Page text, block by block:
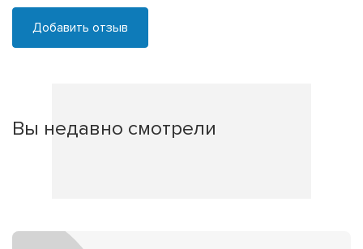
Добавить отзыв
Вы недавно смотрели